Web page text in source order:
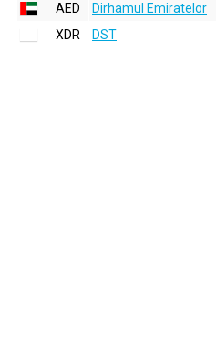
AED
Dirhamul Emiratelor
XDR
DST